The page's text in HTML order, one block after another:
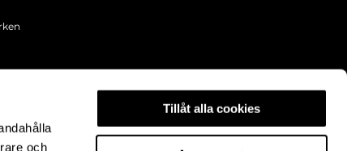
och
Tillåt alla cookies